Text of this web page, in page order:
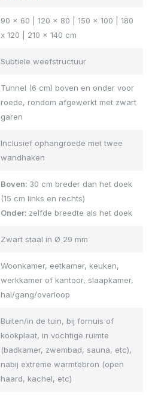
90 x 60 | 120 x 80 | 150 x 100 | 180
x 120 | 210 x 140 cm
Subtiele weefstructuur
Tunnel (6 cm) boven en onder voor
roede, rondom afgewerkt met zwart
garen
Inclusief ophangroede met twee
wandhaken
Boven: 30 cm breder dan het doek
(15 cm links en rechts)
Onder: zelfde breedte als het doek
Zwart staal in Ø 29 mm
Woonkamer, eetkamer, keuken,
werkkamer of kantoor, slaapkamer,
hal/gang/overloop
Buiten/in de tuin, bij fornuis of
kookplaat, in vochtige ruimte
(badkamer, zwembad, sauna, etc),
nabij extreme warmtebron (open
haard, kachel, etc)